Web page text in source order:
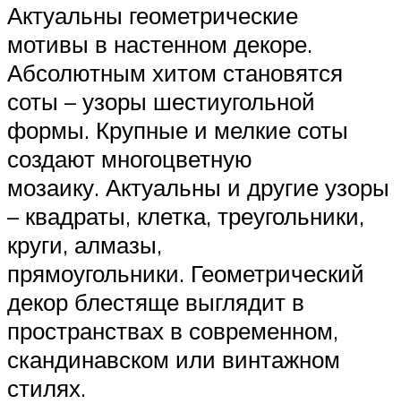
Актуальны геометрические
мотивы в настенном декоре.
Абсолютным хитом становятся
соты – узоры шестиугольной
формы. Крупные и мелкие соты
создают многоцветную
мозаику. Актуальны и другие узоры
– квадраты, клетка, треугольники,
круги, алмазы,
прямоугольники. Геометрический
декор блестяще выглядит в
пространствах в современном,
скандинавском или винтажном
стилях.